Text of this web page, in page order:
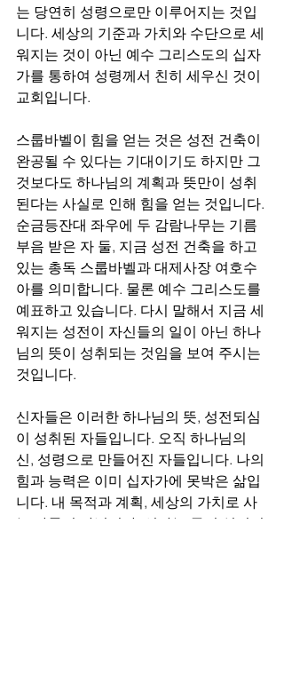
는 당연히 성령으로만 이루어지는 것입
니다. 세상의 기준과 가치와 수단으로 세
워지는 것이 아닌 예수 그리스도의 십자
가를 통하여 성령께서 친히 세우신 것이
교회입니다.
스룹바벨이 힘을 얻는 것은 성전 건축이
완공될 수 있다는 기대이기도 하지만 그
것보다도 하나님의 계획과 뜻만이 성취
된다는 사실로 인해 힘을 얻는 것입니다.
순금등잔대 좌우에 두 감람나무는 기름
부음 받은 자 둘, 지금 성전 건축을 하고
있는 총독 스룹바벨과 대제사장 여호수
아를 의미합니다. 물론 예수 그리스도를
예표하고 있습니다. 다시 말해서 지금 세
워지는 성전이 자신들의 일이 아닌 하나
님의 뜻이 성취되는 것임을 보여 주시는
것입니다.
신자들은 이러한 하나님의 뜻, 성전되심
이 성취된 자들입니다. 오직 하나님의
신, 성령으로 만들어진 자들입니다. 나의
힘과 능력은 이미 십자가에 못박은 삶입
니다. 내 목적과 계획, 세상의 가치로 사
는 자들이 아닙니다. 신자는 몸된 성전이